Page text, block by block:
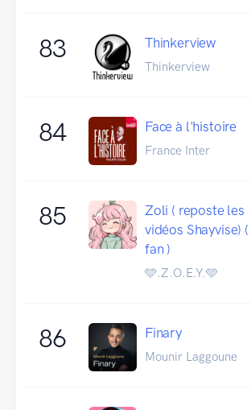
83 Thinkerview
Thinkerview
84 Face à l'histoire
France Inter
85
Zoli ( reposte les
vidéos Shayvise) (
fan )
🩵.Z.O.E.Y.🩵
86 Finary
Mounir Laggoune